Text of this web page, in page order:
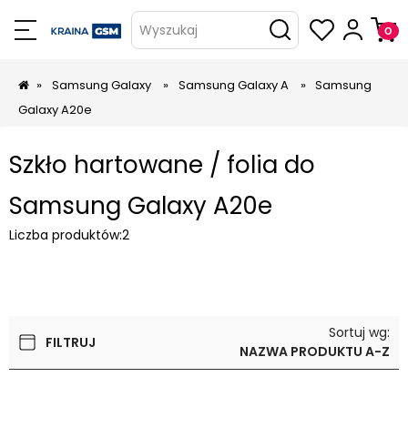
Wyszukaj
» Samsung Galaxy » Samsung Galaxy A » Samsung
Galaxy A20e
Szkło hartowane / folia do
Samsung Galaxy A20e
Liczba produktów:2
FILTRUJ
Sortuj wg:
NAZWA PRODUKTU A-Z